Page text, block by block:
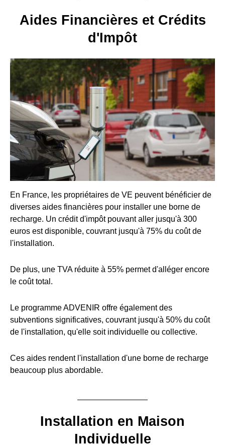
Aides Financières et Crédits
d'Impôt
En France, les propriétaires de VE peuvent bénéficier de
diverses aides financières pour installer une borne de
recharge. Un crédit d'impôt pouvant aller jusqu'à 300
euros est disponible, couvrant jusqu'à 75% du coût de
l'installation.
De plus, une TVA réduite à 55% permet d'alléger encore
le coût total.
Le programme ADVENIR offre également des
subventions significatives, couvrant jusqu'à 50% du coût
de l'installation, qu'elle soit individuelle ou collective.
Ces aides rendent l'installation d'une borne de recharge
beaucoup plus abordable.
Installation en Maison
Individuelle